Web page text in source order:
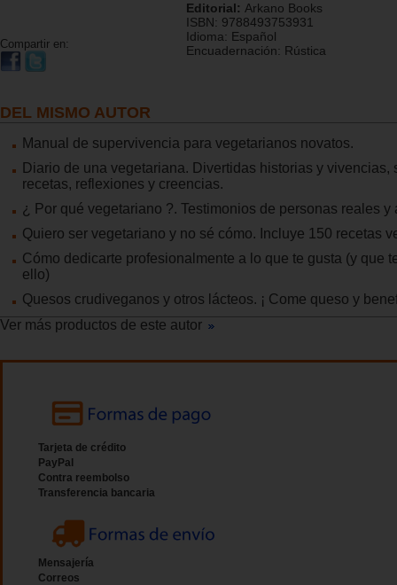
Compartir en:
Editorial: Arkano Books
ISBN: 9788493753931
Idioma: Español
Encuadernación: Rústica
DEL MISMO AUTOR
Manual de supervivencia para vegetarianos novatos.
Diario de una vegetariana. Divertidas historias y vivencias,
recetas, reflexiones y creencias.
¿ Por qué vegetariano ?. Testimonios de personas reales y
Quiero ser vegetariano y no sé cómo. Incluye 150 recetas
Cómo dedicarte profesionalmente a lo que te gusta (y que
ello)
Quesos crudiveganos y otros lácteos. ¡ Come queso y
Ver más productos de este autor
Tarjeta de crédito
PayPal
Contra reembolso
Transferencia bancaria
Mensajería
Correos